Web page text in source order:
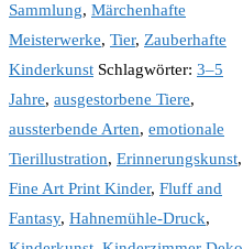
Sammlung, Märchenhafte
Meisterwerke, Tier, Zauberhafte
Kinderkunst Schlagwörter: 3–5
Jahre, ausgestorbene Tiere,
aussterbende Arten, emotionale
Tierillustration, Erinnerungskunst,
Fine Art Print Kinder, Fluff and
Fantasy, Hahnemühle-Druck,